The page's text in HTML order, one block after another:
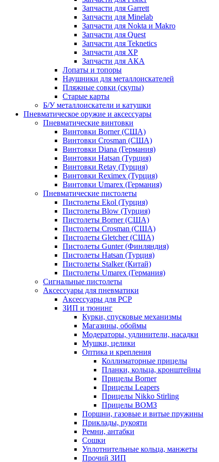
Запчасти для Garrett
Запчасти для Minelab
Запчасти для Nokta и Makro
Запчасти для Quest
Запчасти для Teknetics
Запчасти для XP
Запчасти для АКА
Лопаты и топоры
Наушники для металлоискателей
Пляжные совки (скупы)
Старые карты
Б/У металлоискатели и катушки
Пневматическое оружие и аксессуары
Пневматические винтовки
Винтовки Borner (США)
Винтовки Crosman (США)
Винтовки Diana (Германия)
Винтовки Hatsan (Турция)
Винтовки Retay (Турция)
Винтовки Reximex (Турция)
Винтовки Umarex (Германия)
Пневматические пистолеты
Пистолеты Ekol (Турция)
Пистолеты Blow (Турция)
Пистолеты Borner (США)
Пистолеты Crosman (США)
Пистолеты Gletcher (США)
Пистолеты Gunter (Финляндия)
Пистолеты Hatsan (Турция)
Пистолеты Stalker (Китай)
Пистолеты Umarex (Германия)
Сигнальные пистолеты
Аксессуары для пневматики
Аксессуары для PCP
ЗИП и тюнинг
Курки, спусковые механизмы
Магазины, обоймы
Модераторы, удлинители, насадки
Мушки, целики
Оптика и крепления
Коллиматорные прицелы
Планки, кольца, кронштейны
Прицелы Borner
Прицелы Leapers
Прицелы Nikko Stirling
Прицелы ВОМЗ
Поршни, газовые и витые пружины
Приклады, рукояти
Ремни, антабки
Сошки
Уплотнительные кольца, манжеты
Прочий ЗИП